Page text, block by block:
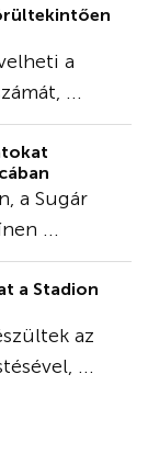
a
...
a Sugár
...
a Stadion
az
...